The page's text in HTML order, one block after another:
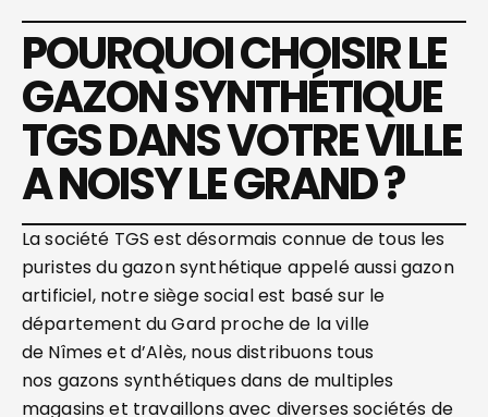
POURQUOI CHOISIR LE
GAZON SYNTHÉTIQUE
TGS DANS VOTRE VILLE
A NOISY LE GRAND ?
La société TGS est désormais connue de tous les
puristes du gazon synthétique appelé aussi gazon
artificiel, notre siège social est basé sur le
département du Gard proche de la ville
de Nîmes et d’Alès, nous distribuons tous
nos gazons synthétiques dans de multiples
magasins et travaillons avec diverses sociétés de